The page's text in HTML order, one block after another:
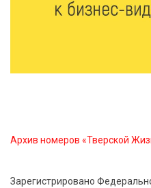
Архив номеров «Тверской
Зарегистрировано